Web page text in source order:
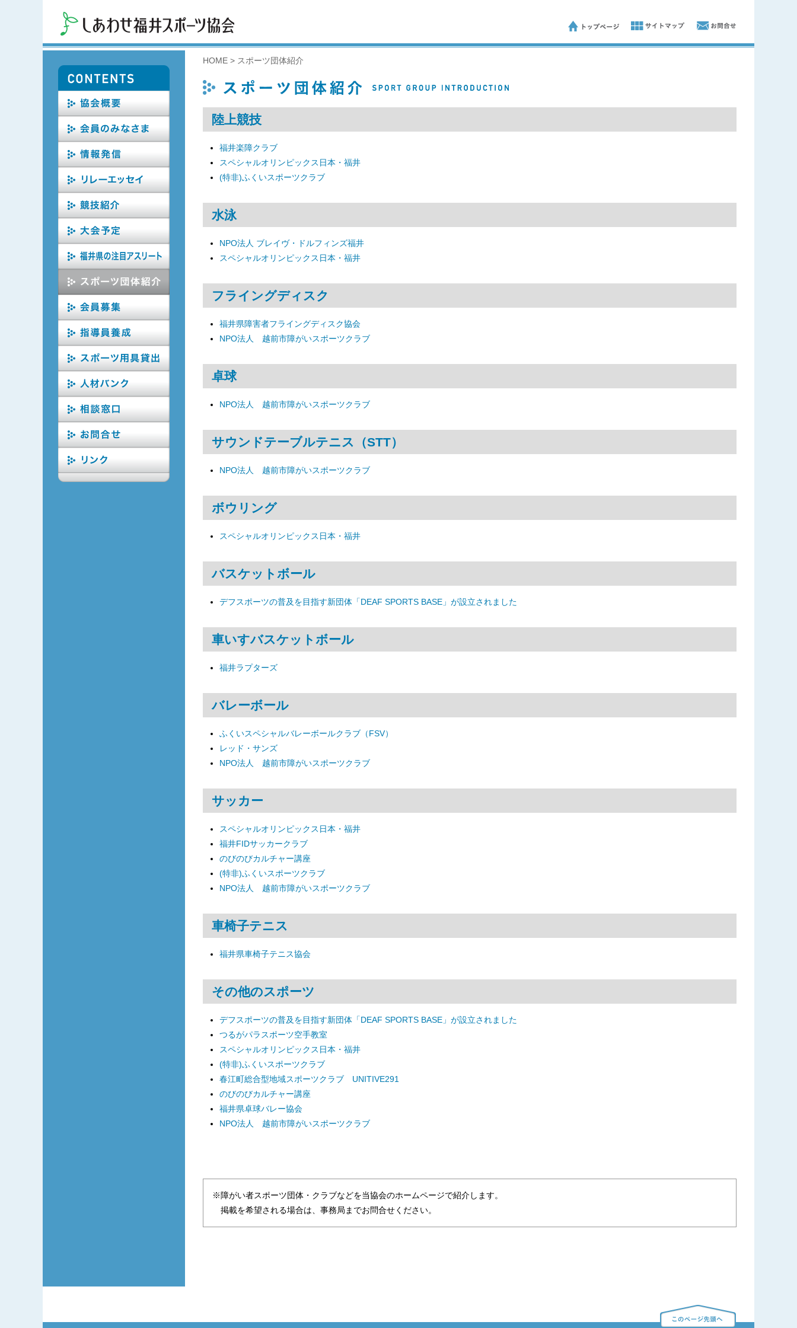
HOME > スポーツ団体紹介
陸上競技
福井楽障クラブ
スペシャルオリンピックス日本・福井
(特非)ふくいスポーツクラブ
水泳
NPO法人 ブレイヴ・ドルフィンズ福井
スペシャルオリンピックス日本・福井
フライングディスク
福井県障害者フライングディスク協会
NPO法人 越前市障がいスポーツクラブ
卓球
NPO法人 越前市障がいスポーツクラブ
サウンドテーブルテニス（STT）
NPO法人 越前市障がいスポーツクラブ
ボウリング
スペシャルオリンピックス日本・福井
バスケットボール
デフスポーツの普及を目指す新団体「DEAF SPORTS BASE」が設立されました
車いすバスケットボール
福井ラプターズ
バレーボール
ふくいスペシャルバレーボールクラブ（FSV）
レッド・サンズ
NPO法人 越前市障がいスポーツクラブ
サッカー
スペシャルオリンピックス日本・福井
福井FIDサッカークラブ
のびのびカルチャー講座
(特非)ふくいスポーツクラブ
NPO法人 越前市障がいスポーツクラブ
車椅子テニス
福井県車椅子テニス協会
その他のスポーツ
デフスポーツの普及を目指す新団体「DEAF SPORTS BASE」が設立されました
つるがパラスポーツ空手教室
スペシャルオリンピックス日本・福井
(特非)ふくいスポーツクラブ
春江町総合型地域スポーツクラブ UNITIVE291
のびのびカルチャー講座
福井県卓球バレー協会
NPO法人 越前市障がいスポーツクラブ
※障がい者スポーツ団体・クラブなどを当協会のホームページで紹介します。
掲載を希望される場合は、事務局までお問合せください。